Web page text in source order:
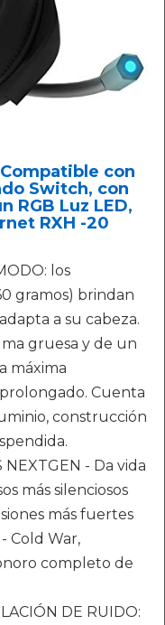
con
Switch, con
RGB Luz LED,
RXH -20
los
gramos) brindan
a su cabeza.
gruesa y de un
máxima
Cuenta
construcción
NEXTGEN - Da vida
más silenciosos
más fuertes
Cold War,
completo de
DE RUIDO: